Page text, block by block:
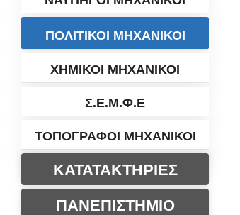
ΠΟΛΙΤΙΚΟΙ ΜΗΧΑΝΙΚΟΙ
ΧΗΜΙΚΟΙ ΜΗΧΑΝΙΚΟΙ
Σ.Ε.Μ.Φ.Ε
ΤΟΠΟΓΡΑΦΟΙ ΜΗΧΑΝΙΚΟΙ
ΚΑΤΑΤΑΚΤΗΡΙΕΣ
ΠΑΝΕΠΙΣΤΗΜΙΟ